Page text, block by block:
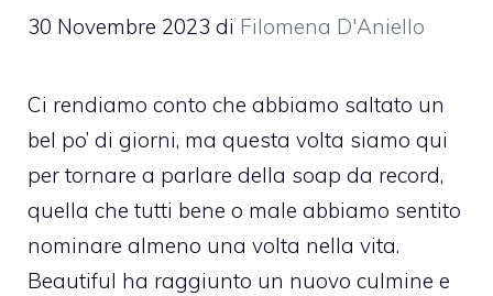
30 Novembre 2023 di Filomena D'Aniello
Ci rendiamo conto che abbiamo saltato un
bel po’ di giorni, ma questa volta siamo qui
per tornare a parlare della soap da record,
quella che tutti bene o male abbiamo sentito
nominare almeno una volta nella vita.
Beautiful ha raggiunto un nuovo culmine e